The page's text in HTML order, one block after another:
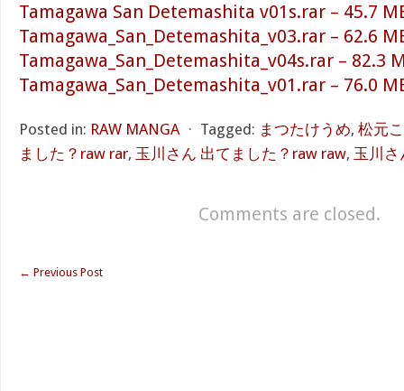
Tamagawa San Detemashita v01s.rar – 45.7
Tamagawa_San_Detemashita_v03.rar – 62.6
Tamagawa_San_Detemashita_v04s.rar – 82.3
Tamagawa_San_Detemashita_v01.rar – 76.0
Posted in: RAW MANGA ⋅ Tagged: まつたけうめ, 松元
ました？raw rar, 玉川さん 出てました？raw raw, 玉川さ
Comments are closed.
← Previous Post